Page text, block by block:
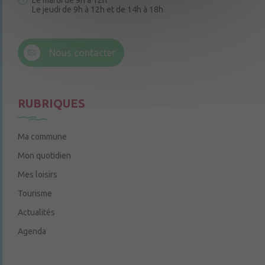
Le jeudi de 9h à 12h et de 14h à 18h
Nous contacter
RUBRIQUES
Ma commune
Mon quotidien
Mes loisirs
Tourisme
Actualités
Agenda